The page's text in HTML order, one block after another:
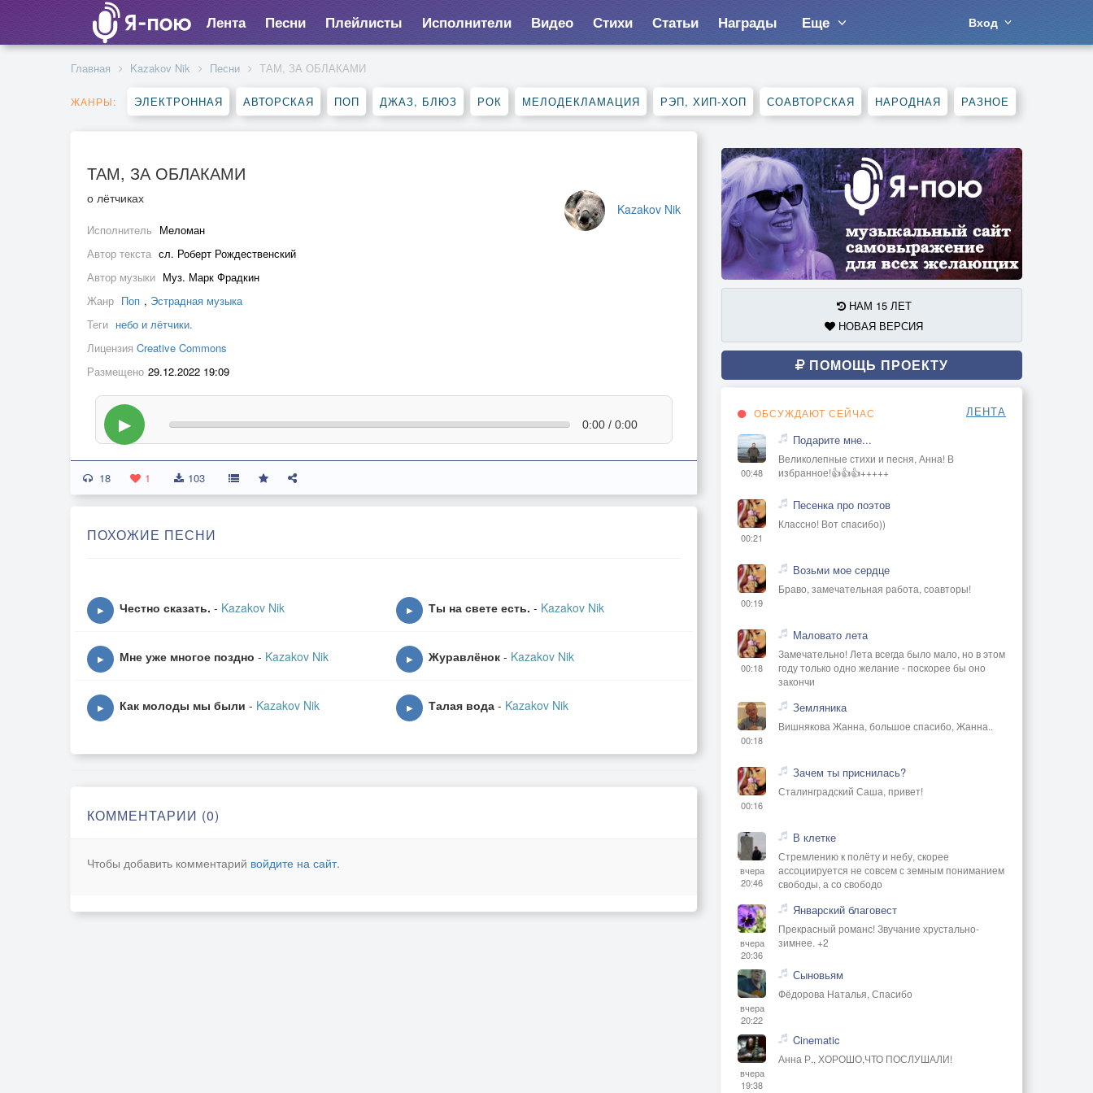
Лента Песни Плейлисты Исполнители Видео Стихи Статьи Награды Еще Вход
Главная Kazakov Nik Песни ТАМ, ЗА ОБЛАКАМИ
ЖАНРЫ: ЭЛЕКТРОННАЯ АВТОРСКАЯ ПОП ДЖАЗ, БЛЮЗ РОК МЕЛОДЕКЛАМАЦИЯ РЭП, ХИП-ХОП СОАВТОРСКАЯ НАРОДНАЯ РАЗНОЕ
ТАМ, ЗА ОБЛАКАМИ
Kazakov Nik
о лётчиках
Исполнитель Меломан
Автор текста сл. Роберт Рождественский
Автор музыки Муз. Марк Фрадкин
Жанр Поп , Эстрадная музыка
Теги небо и лётчики.
Лицензия Creative Commons
Размещено 29.12.2022 19:09
▶ 0:00 / 0:00
18 1 103
ПОХОЖИЕ ПЕСНИ
▶ Честно сказать. - Kazakov Nik ▶ Ты на свете есть. - Kazakov Nik
▶ Мне уже многое поздно - Kazakov Nik ▶ Журавлёнок - Kazakov Nik
▶ Как молоды мы были - Kazakov Nik ▶ Талая вода - Kazakov Nik
КОММЕНТАРИИ (0)
Чтобы добавить комментарий войдите на сайт.
НАМ 15 ЛЕТ
НОВАЯ ВЕРСИЯ
ПОМОЩЬ ПРОЕКТУ
ОБСУЖДАЮТ СЕЙЧАС ЛЕНТА
00:48
Подарите мне...
Великолепные стихи и песня, Анна! В
избранное!👍👍👍+++++
00:21
Песенка про поэтов
Классно! Вот спасибо))
00:19
Возьми мое сердце
Браво, замечательная работа, соавторы!
00:18
Маловато лета
Замечательно! Лета всегда было мало, но в этом
году только одно желание - поскорее бы оно
закончи
00:18
Земляника
Вишнякова Жанна, большое спасибо, Жанна..
00:16
Зачем ты приснилась?
Сталинградский Саша, привет!
вчера
20:46
В клетке
Стремлению к полёту и небу, скорее
ассоциируется не совсем с земным пониманием
свободы, а со свободо
вчера
20:36
Январский благовест
Прекрасный романс! Звучание хрустально-
зимнее. +2
вчера
20:22
Сыновьям
Фёдорова Наталья, Спасибо
вчера
19:38
Cinematic
Анна Р., ХОРОШО,ЧТО ПОСЛУШАЛИ!